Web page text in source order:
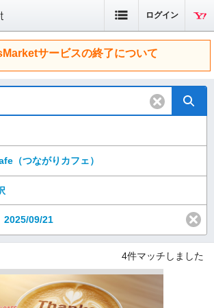
ログイン
サービスの終了について
（つながりカフェ）
2025/09/21
4件マッチしました